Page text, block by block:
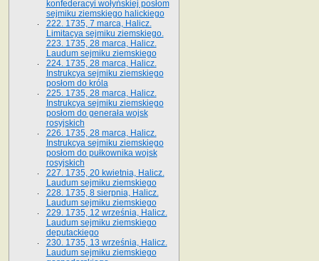
konfederacyi wołyńskiej posłom
sejmiku ziemskiego halickiego
222. 1735, 7 marca, Halicz.
Limitacya sejmiku ziemskiego.
223. 1735, 28 marca, Halicz.
Laudum sejmiku ziemskiego
224. 1735, 28 marca, Halicz.
Instrukcya sejmiku ziemskiego
posłom do króla
225. 1735, 28 marca, Halicz.
Instrukcya sejmiku ziemskiego
posłom do generała wojsk
rosyjskich
226. 1735, 28 marca, Halicz.
Instrukcya sejmiku ziemskiego
posłom do pułkownika wojsk
rosyjskich
227. 1735, 20 kwietnia, Halicz.
Laudum sejmiku ziemskiego
228. 1735, 8 sierpnia, Halicz.
Laudum sejmiku ziemskiego
229. 1735, 12 września, Halicz.
Laudum sejmiku ziemskiego
deputackiego
230. 1735, 13 września, Halicz.
Laudum sejmiku ziemskiego